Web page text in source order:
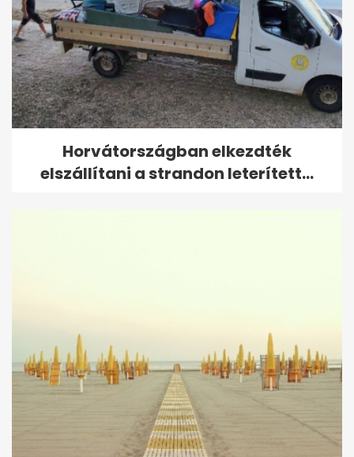
Horvátországban elkezdték
elszállítani a strandon leterített...